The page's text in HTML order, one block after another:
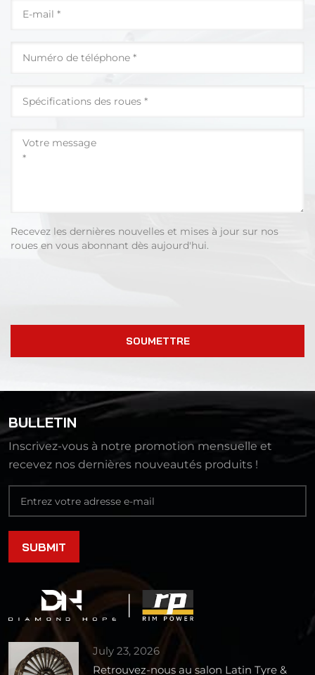
Recevez les dernières nouvelles et mises à jour sur nos
roues en vous abonnant dès aujourd'hui.
SOUMETTRE
BULLETIN
Inscrivez-vous à notre promotion mensuelle et
recevez nos dernières nouveautés produits !
July 23, 2026
Retrouvez-nous au salon Latin Tyre &